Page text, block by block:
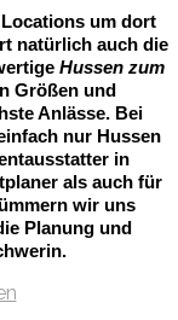
um dort
natürlich auch die
Hussen zum
Größen und
Anlässe. Bei
nur Hussen
in
als auch für
wir uns
Planung und